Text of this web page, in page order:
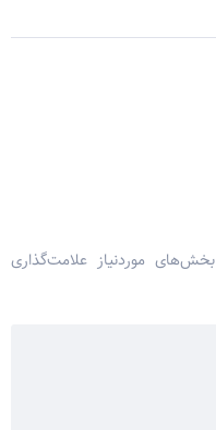
بخش‌های موردنیاز علامت‌گذاری